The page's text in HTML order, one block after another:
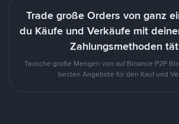
Trade große Orders von ganz
du Käufe und Verkäufe mit
Zahlungsmethoden
Tausche große Mengen von auf Binance P2P
besten Angebote für den Kauf und